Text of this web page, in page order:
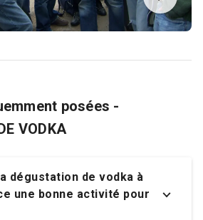
posées -
VODKA
dégustation de vodka à
une bonne activité pour